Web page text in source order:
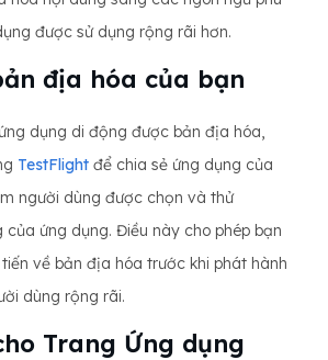
được sử dụng rộng rãi hơn.
địa hóa của bạn
dụng di động được bản địa hóa,
TestFlight để chia sẻ ứng dụng của
người dùng được chọn và thử
của ứng dụng. Điều này cho phép bạn
về bản địa hóa trước khi phát hành
dùng rộng rãi.
Trang Ứng dụng